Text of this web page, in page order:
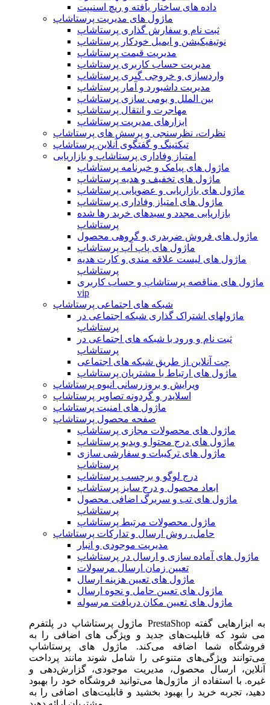
داده های ساختار یافته و ریچ اسنیپت
ماژول های مدیریت پرستاشاپ
ثبت نام و سفارش گذاری پرستاشاپ
نوتیفیکیشن و ایمیل خودکار پرستاشاپ
مدیریت قیمت پرستاشاپ
مدیریت حساب کاربری پرستاشاپ
واردسازی و خروجی گیری پرستاشاپ
مدیریت داشبورد و آمار پرستاشاپ
بین الملل و بومی سازی پرستاشاپ
مهاجرت و انتقال پرستاشاپ
ابزارهای مدیریت پرستاشاپ
نظرات، نظرسنجی و پرسش های پرستاشاپ
تیکتینگ و گفتگوی آنلاین پرستاشاپ
امتیاز وفاداری پرستاشاپ و بازاریابی
ماژول های پیامک و خبرنامه پرستاشاپ
ماژول های تخفیف و هدیه پرستاشاپ
ماژول های بازاریابی و عضویابی پرستاشاپ
ماژول های امتیاز وفاداری پرستاشاپ
بازاریابی مجدد و سبدهای خرید رها شده
پرستاشاپ
ماژول های فروش ضربدری و گروهی محصول
ماژول های پاپ آپ پرستاشاپ
ماژول های لیست علاقه مندی و کارت هدیه
پرستاشاپ
ماژول های مناقصه پرستاشاپ و حساب کاربری
vip
شبکه های اجتماعی پرستاشاپ
ماژولهای اشتراک‌ گذاری شبکه اجتماعی در
پرستاشاپ
ثبت نام و ورود با شبکه های اجتماعی در
پرستاشاپ
چت آنلاین از طریق شبکه های اجتماعی
ماژول های ارتباط با مشتریان پرستاشاپ
ویرایش و بروزرسانی انبوه پرستاشاپ
اسلایدر و گردونه تصاویر پرستاشاپ
ماژول های امنیت پرستاشاپ
صفحه محصول پرستاشاپ
ماژول های محصولات مجازی پرستاشاپ
ماژول های درج محتوا و ویدیو پرستاشاپ
ماژول های ترکیبات و سفارشی سازی
پرستاشاپ
درج لوگو و برچسب پرستاشاپ
ابعاد محصول و درج سایز پرستاشاپ
ماژول های تب و سربرگ اضافی محصول
پرستاشاپ
ماژول محصولات مرتبط پرستاشاپ
حامل، روش ارسال و تدارکات پرستاشاپ
مدیریت موجودی و انبار
ماژول های آماده سازی و ارسال در پرستاشاپ
تعیین زمان ارسال مرسولات
ماژول های تعیین هزینه ارسال
ماژول های تعیین حامل و نحوه ارسال
ماژول های تعیین مکان دریافت مرسوله
ماژول‌ پرستاشاپ در پلتفرم PrestaShop به ابزارهایی گفته
می شود که قابلیت‌های جدید و ویژگی های اضافی را به
فروشگاه شما اضافه می‌کند. ماژول های پرستاشاپ
می‌توانند ویژگی‌های متنوعی را شامل شوند مانند پرداخت
آنلاین، ارسال محصول، مدیریت موجودی، گزارش‌دهی و
غیره. با استفاده از ماژول‌ها می‌توانید فروشگاه خود را بهبود
دهید، تجربه خرید را بهبود بخشید و قابلیت‌های اضافی را به